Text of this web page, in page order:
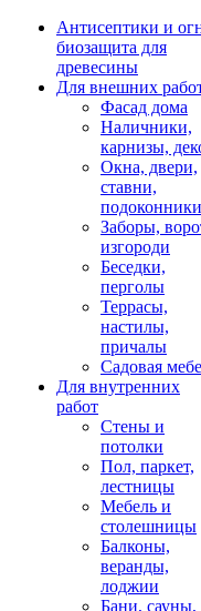
Антисептики и
биозащита для
древесины
Для внешних
Фасад дома
Наличники,
карнизы,
Окна, двери,
ставни,
подоконники
Заборы,
изгороди
Беседки,
перголы
Террасы,
настилы,
причалы
Садовая
Для внутренних
работ
Стены и
потолки
Пол, паркет,
лестницы
Мебель и
столешницы
Балконы,
веранды,
лоджии
Бани, сауны,